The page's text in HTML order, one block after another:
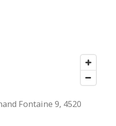
Fontaine 9, 4520